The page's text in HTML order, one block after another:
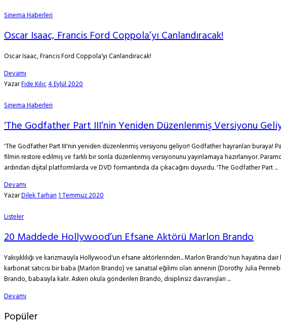
Sinema Haberleri
Oscar Isaac, Francis Ford Coppola’yı Canlandıracak!
Oscar Isaac, Francis Ford Coppola'yı Canlandıracak!
Devamı
YazarFide Kılıç4 Eylül 2020
Sinema Haberleri
‘The Godfather Part III’nin Yeniden Düzenlenmiş Versiyonu
'The Godfather Part III'nin yeniden düzenlenmiş versiyonu geliyor! Godfather hayranları buraya!
filmin restore edilmiş ve farklı bir sonla düzenlenmiş versiyonunu yayınlamaya hazırlanıyor.
ardından dijital platformlarda ve DVD formantında da çıkacağını duyurdu. 'The Godfather Part ...
Devamı
YazarDilek Tarhan1 Temmuz 2020
Listeler
20 Maddede Hollywood’un Efsane Aktörü Marlon Brando
Yakışıklılığı ve karizmasıyla Hollywood'un efsane aktörlerinden... Marlon Brando'nun
karbonat satıcısı bir baba (Marlon Brando) ve sanatsal eğilimi olan annenin (Dorothy Julia
Brando, babasıyla kalır. Askeri okula gönderilen Brando, disiplinsiz davranışları ...
Devamı
Popüler